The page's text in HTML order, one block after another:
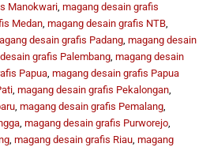
Manokwari, magang desain grafis
Medan, magang desain grafis NTB,
desain grafis Padang, magang desain
grafis Palembang, magang desain
Papua, magang desain grafis Papua
, magang desain grafis Pekalongan,
, magang desain grafis Pemalang,
, magang desain grafis Purworejo,
, magang desain grafis Riau, magang